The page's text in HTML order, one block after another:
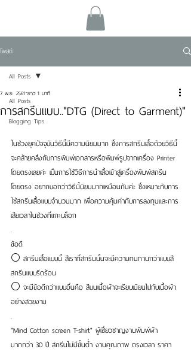
โพสต์
All Posts
Blogging Tips
All Posts
การสกรีนแบบ.."DTG (Direct to Garment)"
7 พ.ย. 2561 ยาว 1 นาที
ในช่วงยุคปัจจุบันวิธีนี้มีความนิยมมาก ซึ่งการสกรีนเสื้อด้วยวิธีนี้
จะคล้ายคลึงกับการพิมพ์เอกสารหรือพิมพ์รูปจากเครื่อง Printer
โดยตรงเลยค่ะ เป็นการใช้วิธีการนำเสื้อเข้าสู่เครื่องพิมพ์สกรีน
โดยตรง อยากบอกว่าวิธีนี้นิยมมากเหมือนกันค่ะ ซึ่งเหมาะกับการ
ใช้สกรีนเสื้อแบบจำนวนมาก เพื่อความคุ้มค่ากับการลงทุนและการ
เสียเวลาในช่วงที่แกะบล็อก
.
ข้อดี
⚪ สกรีนเสื้อแบบนี้ สีเราที่สกรีนนั้นจะมีความทนทานกว่าแบบสี
สกรีนแบบรีดร้อน
⚪ จะมีข้อดีกว่าแบบอื่นคือ สีบนเนื้อผ้าจะเรียบเนียนไปกับเนื้อผ้า
อย่างสวยงาม
.
"Mind Cotton screen T-shirt" ผู้เชี่ยวชาญงานพิมพ์ผ้า
มากกว่า 30 ปี สกรีนไม่มีขั้นต่ำ งานคุณภาพ ตรงเวลา ราคา